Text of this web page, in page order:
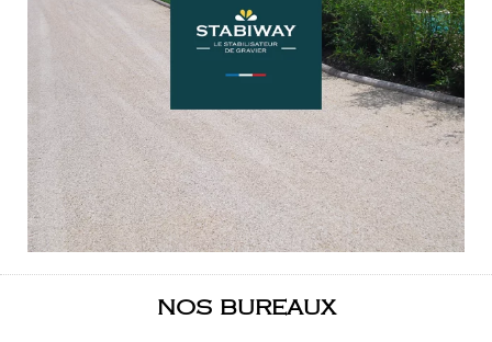
NOS BUREAUX